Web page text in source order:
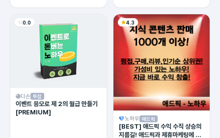
0.0
디슨 투잡
이벤트 응모로 제 2의 월급 만들기
[PREMIUM]
4.3
노하우 애드픽
[BEST] 애드픽 수익 수직 상승의
지름길! 애드픽과 제휴마케팅에 유